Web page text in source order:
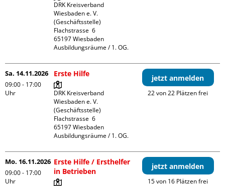
DRK Kreisverband
Wiesbaden e. V.
(Geschäftsstelle)
Flachstrasse  6
65197 Wiesbaden
Ausbildungsräume / 1. OG.
Sa. 14.11.2026
09:00 - 17:00
Uhr
Erste Hilfe
DRK Kreisverband
Wiesbaden e. V.
(Geschäftsstelle)
Flachstrasse  6
65197 Wiesbaden
Ausbildungsräume / 1. OG.
jetzt anmelden
22 von 22 Plätzen frei
Mo. 16.11.2026
09:00 - 17:00
Uhr
Erste Hilfe / Ersthelfer
in Betrieben
jetzt anmelden
15 von 16 Plätzen frei